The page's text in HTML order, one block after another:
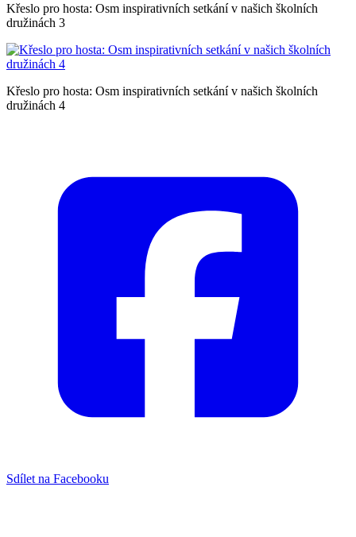
Křeslo pro hosta: Osm inspirativních setkání v našich školních
družinách 3
Křeslo pro hosta: Osm inspirativních setkání v našich školních
družinách 4
Sdílet na Facebooku